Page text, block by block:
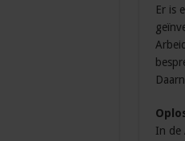
Er is
In de